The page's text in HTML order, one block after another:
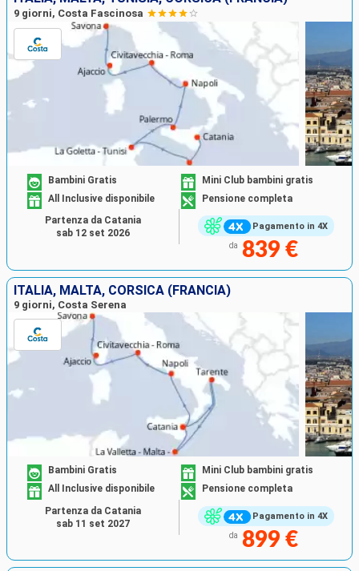
9 giorni, Costa Fascinosa
Pagamento in 4X
Bambini Gratis
Mini Club bambini gratis
All Inclusive disponibile
Pensione completa
da 839 €
Partenza da Catania
sab 12 set 2026
ITALIA, MALTA, CORSICA (FRANCIA)
9 giorni, Costa Serena
Pagamento in 4X
Bambini Gratis
Mini Club bambini gratis
All Inclusive disponibile
Pensione completa
da 899 €
Partenza da Catania
sab 11 set 2027